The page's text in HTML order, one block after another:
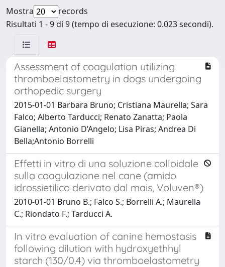
Mostra
records
Risultati 1 - 9 di 9 (tempo di esecuzione: 0.023 secondi).
Assessment of coagulation utilizing
thromboelastometry in dogs undergoing
orthopedic surgery
2015-01-01 Barbara Bruno; Cristiana Maurella; Sara
Falco; Alberto Tarducci; Renato Zanatta; Paola
Gianella; Antonio D’Angelo; Lisa Piras; Andrea Di
Bella;Antonio Borrelli
Effetti in vitro di una soluzione colloidale
sulla coagulazione nel cane (amido
idrossietilico derivato dal mais, Voluven®)
2010-01-01 Bruno B.; Falco S.; Borrelli A.; Maurella
C.; Riondato F.; Tarducci A.
In vitro evaluation of canine hemostasis
following dilution with hydroxyethhyl
starch (130/0.4) via thromboelastometry